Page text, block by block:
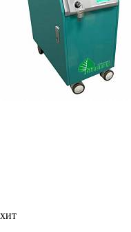
хит